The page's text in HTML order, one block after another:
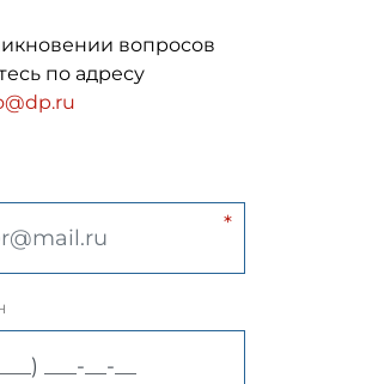
вопросов
по адресу